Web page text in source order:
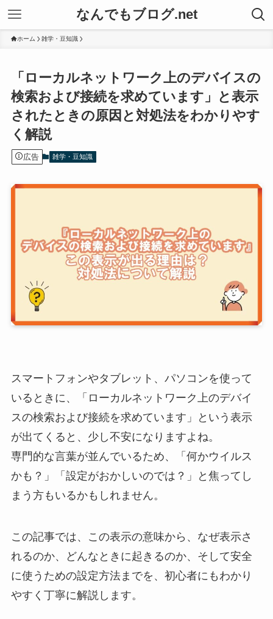
なんでもブログ.net
ホーム 雑学・豆知識
「ローカルネットワーク上のデバイスの
検索および接続を求めています」と表示
されたときの原因と対処法をわかりやす
く解説
広告 雑学・豆知識
スマートフォンやタブレット、パソコンを使って
いるときに、「ローカルネットワーク上のデバイ
スの検索および接続を求めています」という表示
が出てくると、少し不安になりますよね。
専門的な言葉が並んでいるため、「何かウイルス
かも？」「設定がおかしいのでは？」と焦ってし
まう方もいるかもしれません。
この記事では、この表示の意味から、なぜ表示さ
れるのか、どんなときに起きるのか、そして安全
に使うための設定方法までを、初心者にもわかり
やすく丁寧に解説します。